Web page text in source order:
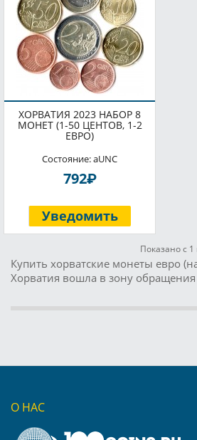
ХОРВАТИЯ 2023 НАБОР 8
МОНЕТ (1-50 ЦЕНТОВ, 1-2
ЕВРО)
Состояние: aUNC
792P
Уведомить
Показано с 1
Купить хорватские монеты евро
Хорватия вошла в зону обращения
О НАС